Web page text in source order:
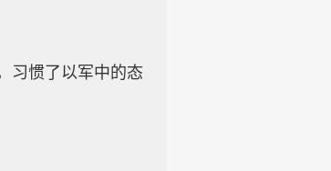
习惯了以军中的态